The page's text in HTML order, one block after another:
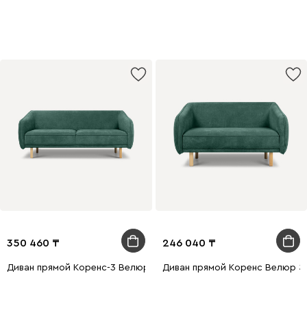
350 460
Диван прямой Коренс-3 Велюр Зелёный
246 040
Диван прямой Коренс Велюр